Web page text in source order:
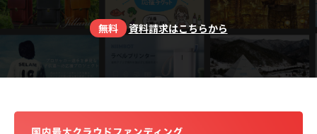
無料 資料請求はこちらから